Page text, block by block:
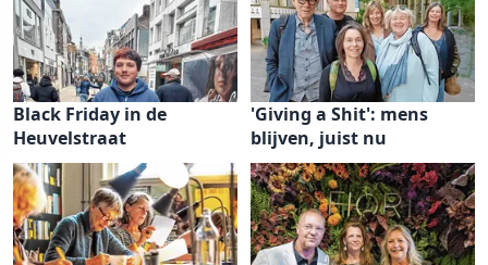
Black Friday in de
Heuvelstraat
'Giving a Shit': mens
blijven, juist nu